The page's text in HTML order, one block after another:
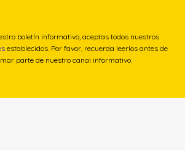
boletín informativo, aceptas todos nuestros
establecidos. Por favor, recuerda leerlos antes de
parte de nuestro canal informativo.